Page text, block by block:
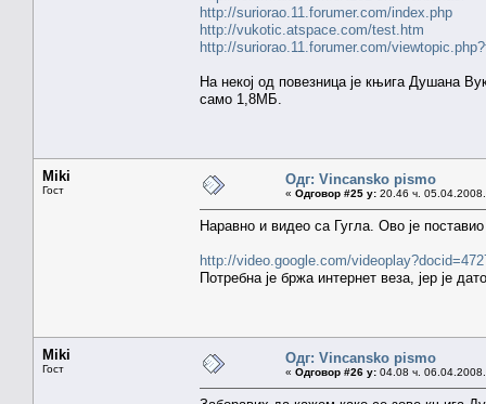
http://suriorao.11.forumer.com/index.php
http://vukotic.atspace.com/test.htm
http://suriorao.11.forumer.com/
На некој од повезница је књига Душана
само 1,8МБ.
Miki
Гост
Одг: Vincansko pismo
« Одговор #25 у: 20.46 ч.
Наравно и видео са Гугла. Ово је
http://video.google.com/
Потребна је бржа интернет веза, јер је
Miki
Гост
Одг: Vincansko pismo
« Одговор #26 у: 04.08 ч.